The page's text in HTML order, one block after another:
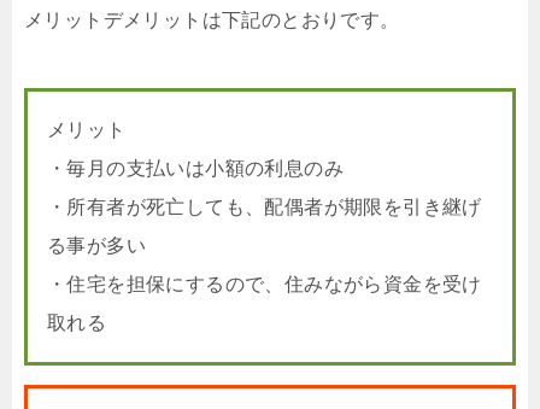
メリットデメリットは下記のとおりです。
メリット
・毎月の支払いは小額の利息のみ
・所有者が死亡しても、配偶者が期限を引き継げ
る事が多い
・住宅を担保にするので、住みながら資金を受け
取れる